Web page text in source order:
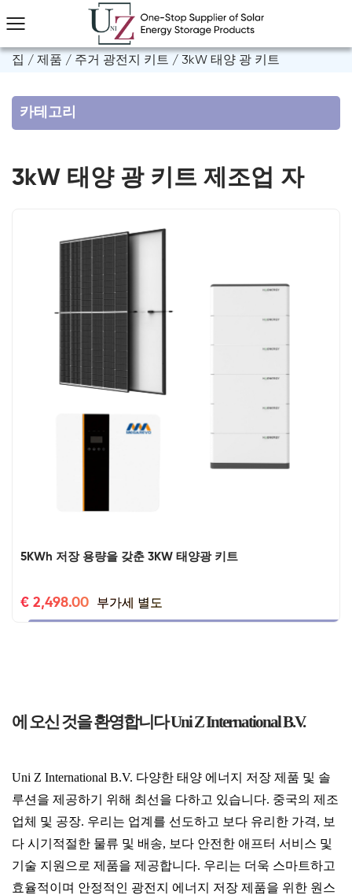
집 / 제품 / 주거 광전지 키트 / 3kW 태양 광 키트
카테고리
3kW 태양 광 키트 제조업 자
5KWh 저장 용량을 갖춘 3KW 태양광 키트
€ 2,498.00 부가세 별도
에 오신 것을 환영합니다 Uni Z International B.V.
Uni Z International B.V. 다양한 태양 에너지 저장 제품 및 솔
루션을 제공하기 위해 최선을 다하고 있습니다. 중국의 제조
업체 및 공장. 우리는 업계를 선도하고 보다 유리한 가격, 보
다 시기적절한 물류 및 배송, 보다 안전한 애프터 서비스 및
기술 지원으로 제품을 제공합니다. 우리는 더욱 스마트하고
효율적이며 안정적인 광전지 에너지 저장 제품을 위한 원스